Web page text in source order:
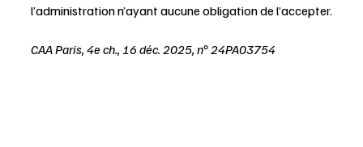
l’administration n’ayant aucune obligation de l’accepter.
CAA Paris, 4e ch., 16 déc. 2025, n° 24PA03754